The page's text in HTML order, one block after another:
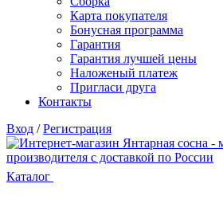
Карта покупателя
Бонусная программа
Гарантия
Гарантия лучшей цены
Наложеный платеж
Пригласи друга
Контакты
Вход / Регистрация
Каталог